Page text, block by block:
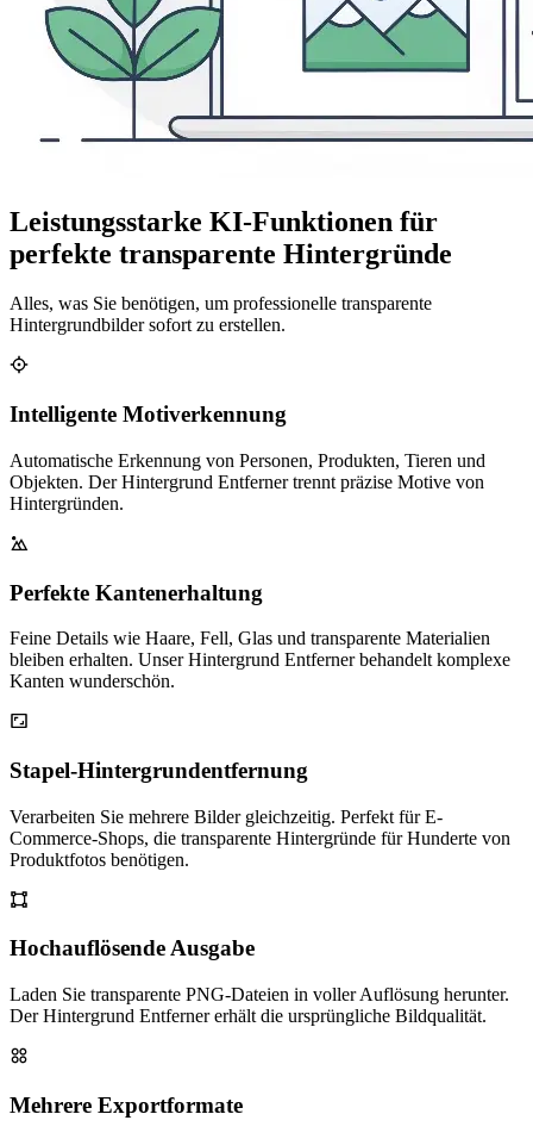
Leistungsstarke KI-Funktionen für
perfekte transparente Hintergründe
Alles, was Sie benötigen, um professionelle transparente
Hintergrundbilder sofort zu erstellen.
Intelligente Motiverkennung
Automatische Erkennung von Personen, Produkten, Tieren und
Objekten. Der Hintergrund Entferner trennt präzise Motive von
Hintergründen.
Perfekte Kantenerhaltung
Feine Details wie Haare, Fell, Glas und transparente Materialien
bleiben erhalten. Unser Hintergrund Entferner behandelt komplexe
Kanten wunderschön.
Stapel-Hintergrundentfernung
Verarbeiten Sie mehrere Bilder gleichzeitig. Perfekt für E-
Commerce-Shops, die transparente Hintergründe für Hunderte von
Produktfotos benötigen.
Hochauflösende Ausgabe
Laden Sie transparente PNG-Dateien in voller Auflösung herunter.
Der Hintergrund Entferner erhält die ursprüngliche Bildqualität.
Mehrere Exportformate